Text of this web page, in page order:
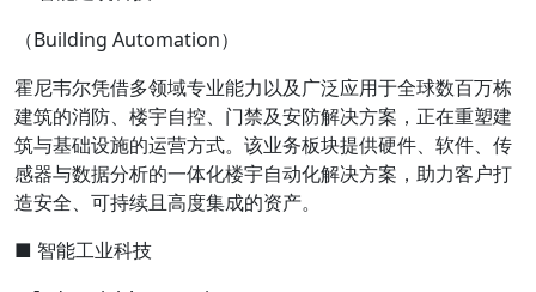
（Building Automation）
霍尼韦尔凭借多领域专业能力以及广泛应用于全球数百万栋
建筑的消防、楼宇自控、门禁及安防解决方案，正在重塑建
筑与基础设施的运营方式。该业务板块提供硬件、软件、传
感器与数据分析的一体化楼宇自动化解决方案，助力客户打
造安全、可持续且高度集成的资产。
■ 智能工业科技